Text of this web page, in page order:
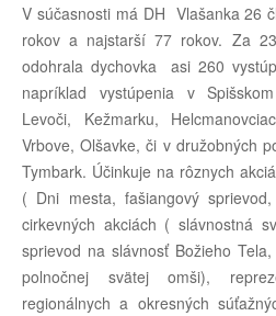
V súčasnosti má DH Vlašanka 26
rokov a najstarší 77 rokov. Za
odohrala dychovka asi 260
napríklad vystúpenia v
Levoči, Kežmarku,
Vrbove, Olšavke, či v družobných
Tymbark. Účinkuje na rôznych
( Dni mesta, fašiangový
cirkevných akciách ( slávnostná
sprievod na slávnosť Božieho
polnočnej svätej omši),
regionálnych a okresných